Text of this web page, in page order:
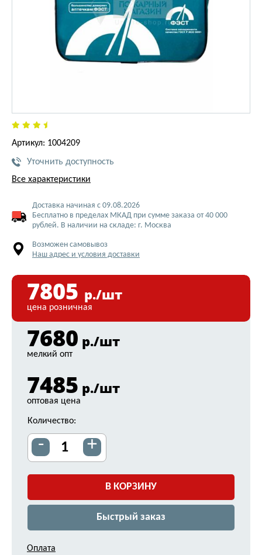
Артикул: 1004209
Уточнить доступность
Все характеристики
Доставка начиная с 09.08.2026
Бесплатно в пределах МКАД при сумме заказа от 40 000
рублей. В наличии на складе: г. Москва
Возможен самовывоз
Наш адрес и условия доставки
7805 р./шт
цена розничная
7680 р./шт
мелкий опт
7485 р./шт
оптовая цена
Количество:
- +
В КОРЗИНУ
Быстрый заказ
Оплата